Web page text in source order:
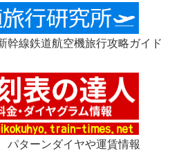
幹線鉄道航空機旅行攻略ガイド
パターンダイヤや運賃情報